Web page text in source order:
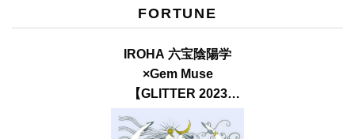
FORTUNE
IROHA 六宝陰陽学
×Gem Muse
【GLITTER 2023
SUMMER issue】